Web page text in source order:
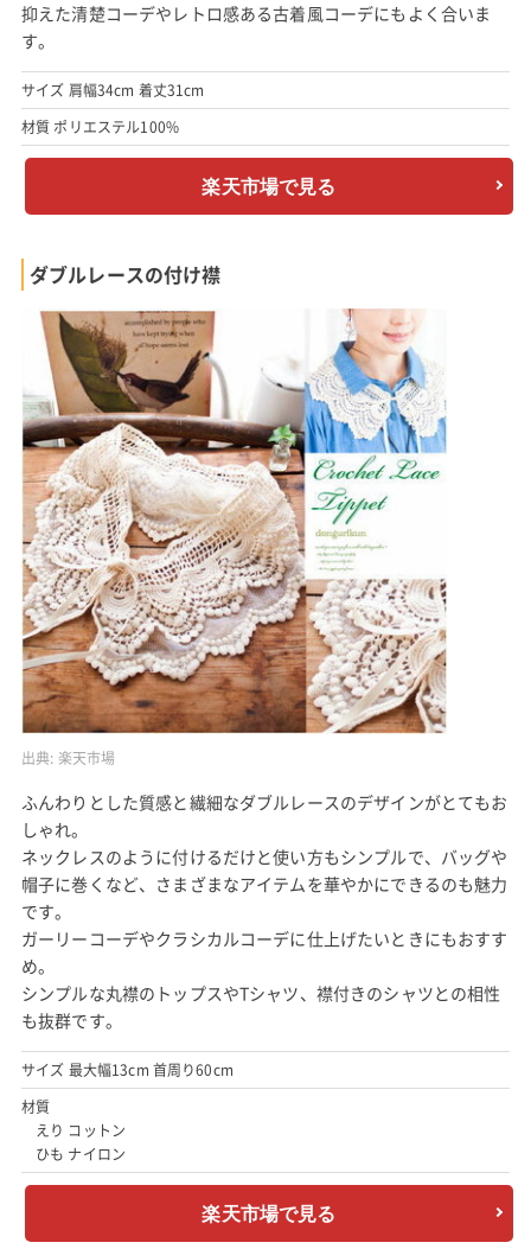
抑えた清楚コーデやレトロ感ある古着風コーデにもよく合いま
す。
サイズ 肩幅34cm 着丈31cm
材質 ポリエステル100%
楽天市場で見る
ダブルレースの付け襟
出典: 楽天市場
ふんわりとした質感と繊細なダブルレースのデザインがとてもお
しゃれ。
ネックレスのように付けるだけと使い方もシンプルで、バッグや
帽子に巻くなど、さまざまなアイテムを華やかにできるのも魅力
です。
ガーリーコーデやクラシカルコーデに仕上げたいときにもおすす
め。
シンプルな丸襟のトップスやTシャツ、襟付きのシャツとの相性
も抜群です。
サイズ 最大幅13cm 首周り60cm
材質
えり コットン
ひも ナイロン
楽天市場で見る